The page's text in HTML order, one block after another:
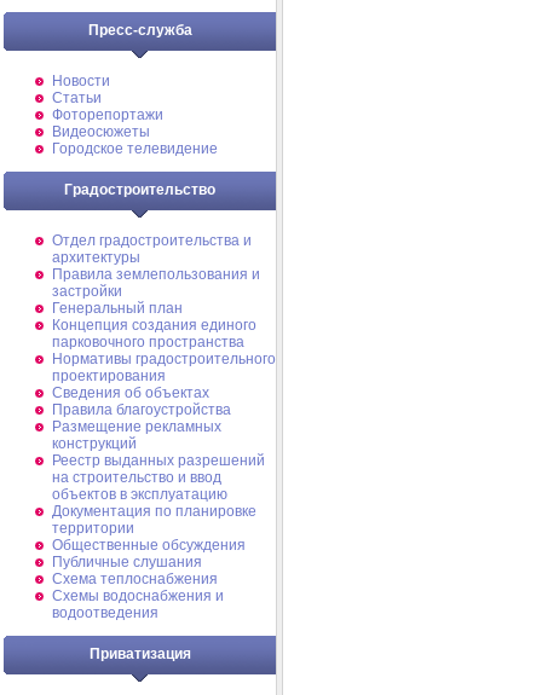
Пресс-служба
Новости
Статьи
Фоторепортажи
Видеосюжеты
Городское телевидение
Градостроительство
Отдел градостроительства и
архитектуры
Правила землепользования и
застройки
Генеральный план
Концепция создания единого
парковочного пространства
Нормативы градостроительного
проектирования
Сведения об объектах
Правила благоустройства
Размещение рекламных
конструкций
Реестр выданных разрешений
на строительство и ввод
объектов в эксплуатацию
Документация по планировке
территории
Общественные обсуждения
Публичные слушания
Схема теплоснабжения
Схемы водоснабжения и
водоотведения
Приватизация